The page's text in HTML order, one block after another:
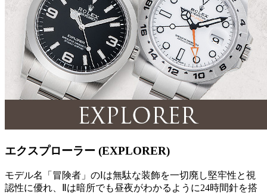
エクスプローラー (EXPLORER)
モデル名「冒険者」のⅠは無駄な装飾を一切廃し堅牢性と視
認性に優れ、Ⅱは暗所でも昼夜がわかるように24時間針を搭